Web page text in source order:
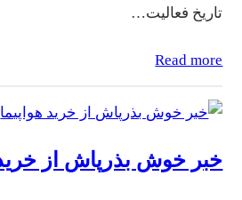
تاریخ فعالیت…
Read more
خبر خوش بذرپاش از خرید